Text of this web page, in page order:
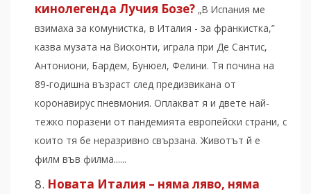
кинолегенда Лучия Бозе? „В Испания ме
взимаха за комунистка, в Италия - за франкистка,”
казва музата на Висконти, играла при Де Сантис,
Антониони, Бардем, Бунюел, Фелини. Тя почина на
89-годишна възраст след предизвикана от
коронавирус пневмония. Оплакват я и двете най-
тежко поразени от пандемията европейски страни, с
които тя бе неразривно свързана. Животът й е
филм във филма......
Новата Италия – няма ляво, няма